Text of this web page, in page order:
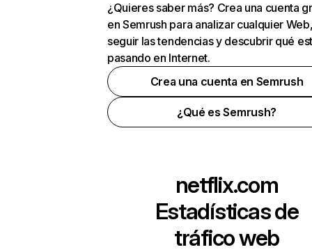
¿Quieres saber más? Crea una cuenta
en Semrush para analizar cualquier
seguir las tendencias y descubrir qué
pasando en Internet.
Crea una cuenta en Semrush
¿Qué es Semrush?
netflix.com
Estadísticas de
tráfico web